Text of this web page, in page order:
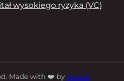
wysokiego ryzyka (VC)
Made with ❤️ by Itweso